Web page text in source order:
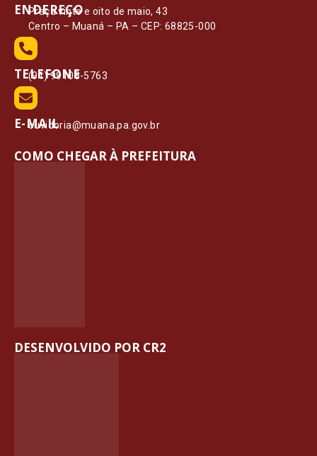
ENDEREÇO
Praça vinte e oito de maio, 43
Centro – Muaná – PA – CEP: 68825-000
TELEFONE
(91) 99108-5763
E-MAIL
ouvidoria@muana.pa.gov.br
COMO CHEGAR À PREFEITURA
DESENVOLVIDO POR CR2